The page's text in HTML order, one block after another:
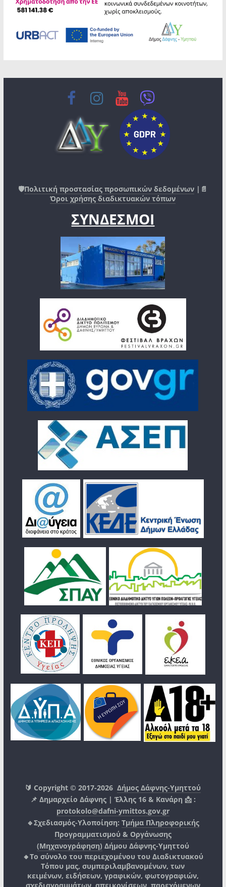
🛡️Πολιτική προστασίας προσωπικών δεδομένων |📄
Όροι χρήσης διαδικτυακών τόπων
ΣΥΝΔΕΣΜΟΙ
🔰 Copyright © 2017-2026Δήμος Δάφνης-Υμηττού
📌 Δημαρχείο Δάφνης | Έλλης 16 & Κανάρη 📩 :
protokolo@dafni-ymittos.gov.gr
🔹Σχεδιασμός-Υλοποίηση: Τμήμα Πληροφορικής
Προγραμματισμού & Οργάνωσης
(Μηχανογράφηση) Δήμου Δάφνης-Υμηττού
🔸Το σύνολο του περιεχομένου του Διαδικτυακού
Τόπου μας, συμπεριλαμβανομένων, των
κειμένων, ειδήσεων, γραφικών, φωτογραφιών,